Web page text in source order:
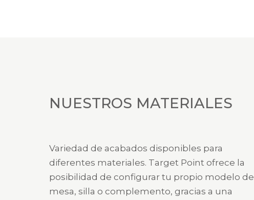
NUESTROS MATERIALES
Variedad de acabados disponibles para
diferentes materiales. Target Point ofrece la
posibilidad de configurar tu propio modelo de
mesa, silla o complemento, gracias a una